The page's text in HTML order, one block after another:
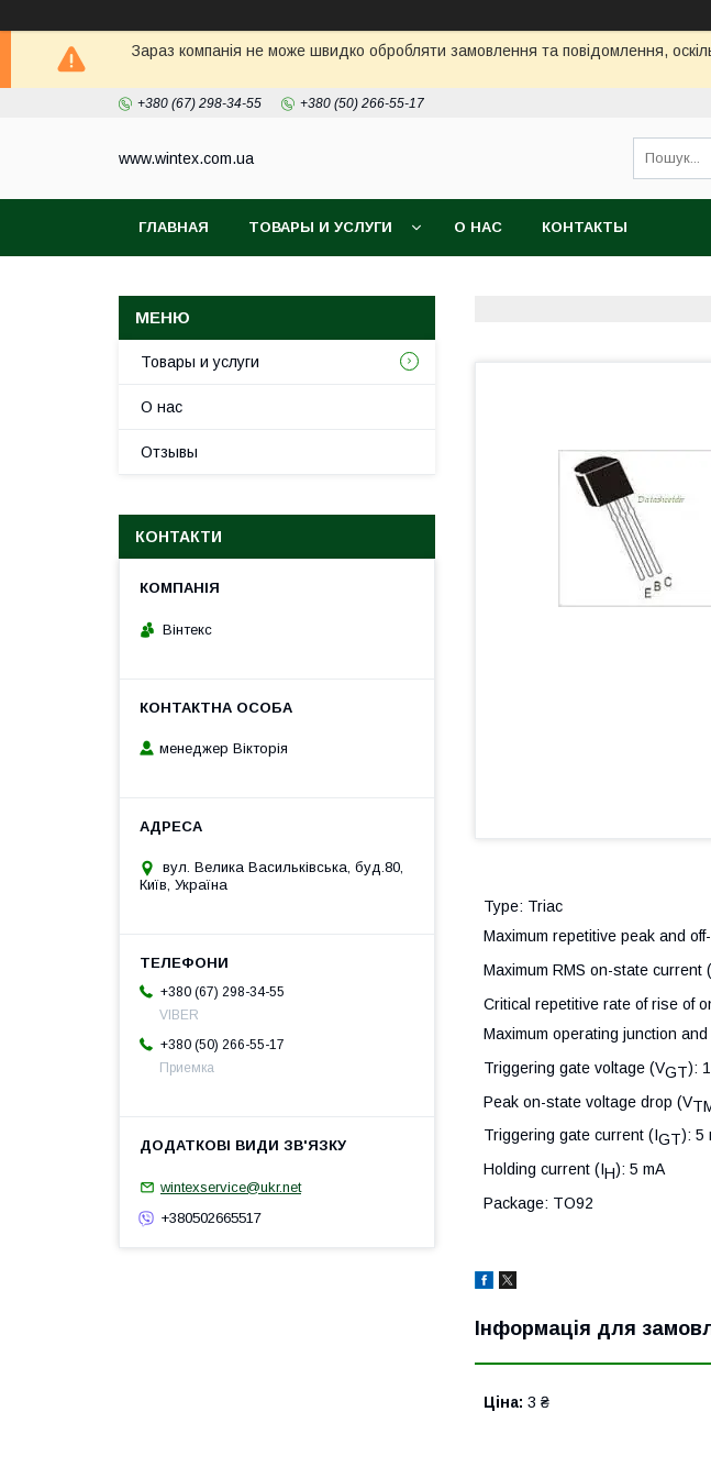
Зараз компанія не може швидко обробляти замовлення та повідомлення,
+380 (67) 298-34-55 +380 (50) 266-55-17
www.wintex.com.ua
ГЛАВНАЯ ТОВАРЫ И УСЛУГИ О НАС КОНТАКТЫ
Type: Triac
Maximum repetitive peak and
Maximum RMS on-state current
Critical repetitive rate of rise of
Maximum operating junction
Triggering gate voltage (VGT):
Peak on-state voltage drop (V
Triggering gate current (IGT): 5
Holding current (IH): 5 mA
Package: TO92
Інформація для
Ціна: 3 ₴
Товары и услуги
О нас
Отзывы
КОНТАКТИ
Вінтекс
менеджер Вікторія
вул. Велика Васильківська, буд.80,
Київ, Україна
+380 (67) 298-34-55
VIBER
+380 (50) 266-55-17
Приемка
wintexservice@ukr.net
+380502665517